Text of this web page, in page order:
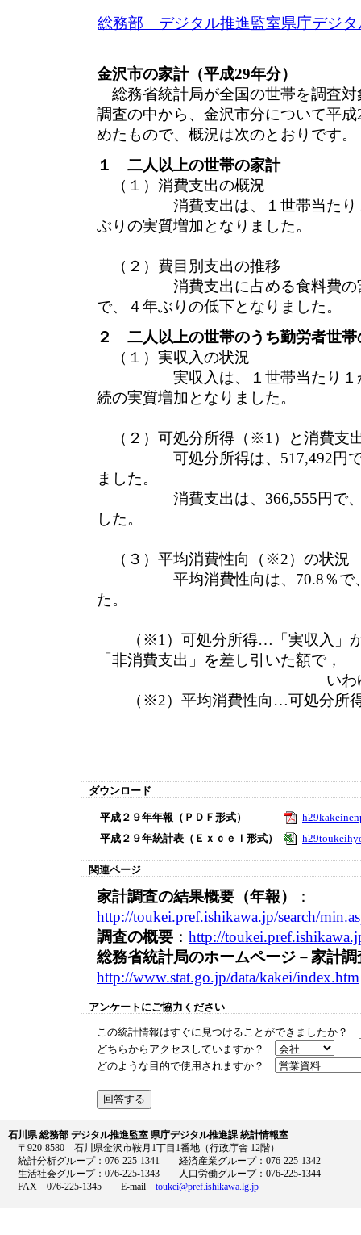
総務部 デジタル推進監室県庁デジ
金沢市の家計（平成29年分）
総務省統計局が全国の世帯を調査
調査の中から、金沢市分について平
めたもので、概況は次のとおりです。
１ 二人以上の世帯の家計
（１）消費支出の概況
消費支出は、１世帯当たり１
ぶりの実質増加となりました。
（２）費目別支出の推移
消費支出に占める食料費の割
で、４年ぶりの低下となりました。
２ 二人以上の世帯のうち勤労者世帯
（１）実収入の状況
実収入は、１世帯当たり１か
続の実質増加となりました。
（２）可処分所得（※1）と消費支
可処分所得は、517,492円で、
ました。
消費支出は、366,555円で、３
した。
（３）平均消費性向（※2）の状況
平均消費性向は、70.8％で、
た。
（※1）可処分所得…「実収入」か
「非消費支出」を差し引いた額で，
いわゆる手取り
（※2）平均消費性向…可処分所得
ダウンロード
平成２９年年報（ＰＤＦ形式）
平成２９年統計表（Ｅｘｃｅｌ形式）
関連ページ
家計調査の結果概要（年報）
：
http://toukei.pref.ishikawa.jp/search/
調査の概要 ： http://
総務省統計局のホームページ－家計調
http://www.stat.go.jp/data/kakei/index.htm
アンケートにご協力ください
この統計情報はすぐに見つけることができましたか？
どちらからアクセスしていますか？
どのような目的で使用されますか？
石川県 総務部 デジタル推進監室 県庁デジタル推進課 統計情報室
〒920-8580 石川県金沢市鞍月1丁目1番地（行政庁舎 12階）
統計分析グループ：076-225-1341 経済産業グループ：076-225-1342
生活社会グループ：076-225-1343 人口労働グループ：076-225-1344
FAX 076-225-1345 E-mail toukei@pref.ishikawa.lg.jp